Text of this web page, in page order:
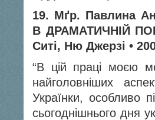
19. Мґр. Павлина
В ДРАМАТИЧНІЙ
Ситі, Ню Джерзі •
“В цій праці моєю
найголовніших
Українки, особливо
сьогоднішнього дня